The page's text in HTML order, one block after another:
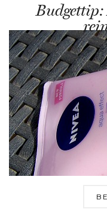
Budgettip: